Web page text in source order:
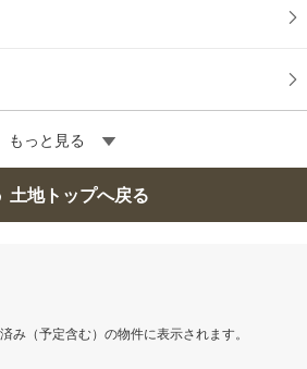
もっと見る
土地トップへ戻る
み（予定含む）の物件に表示されます。